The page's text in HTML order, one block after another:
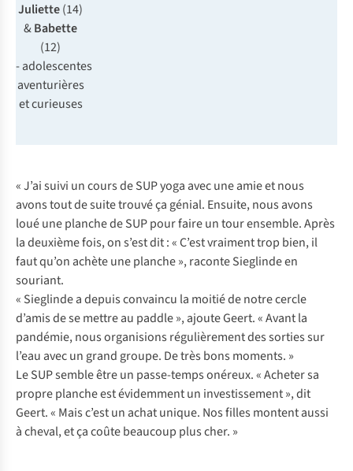
Juliette(14)
&Babette
(12)
- adolescentes
aventurières
et curieuses
« J’ai suivi un cours de SUP yoga avec une amie et nous
avons tout de suite trouvé ça génial. Ensuite, nous avons
loué une planche de SUP pour faire un tour ensemble. Après
la deuxième fois, on s’est dit : « C’est vraiment trop bien, il
faut qu’on achète une planche », raconte Sieglinde en
souriant.
« Sieglinde a depuis convaincu la moitié de notre cercle
d’amis de se mettre au paddle », ajoute Geert. « Avant la
pandémie, nous organisions régulièrement des sorties sur
l’eau avec un grand groupe. De très bons moments. »
Le SUP semble être un passe-temps onéreux. « Acheter sa
propre planche est évidemment un investissement », dit
Geert. « Mais c’est un achat unique. Nos filles montent aussi
à cheval, et ça coûte beaucoup plus cher. »